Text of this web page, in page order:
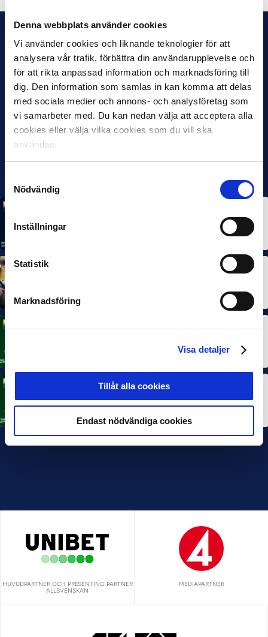
Denna webbplats använder cookies
Vi använder cookies och liknande teknologier för att
analysera vår trafik, förbättra din användarupplevelse och
för att rikta anpassad information och marknadsföring till
dig. Den information som samlas in kan komma att delas
med sociala medier och annons- och analysföretag som
vi samarbeter med. Du kan nedan välja att acceptera alla
cookies eller välja vilka cookies som du vill ska
användas.
Nödvändig
Inställningar
Statistik
Marknadsföring
Visa detaljer
Tillåt alla cookies
Endast nödvändiga cookies
Rösta på Månadens Spelare & Tränare i juli
MÅNADENS SPELARE
MÅNADENS TRÄNARE
Rösta på Månadens Tränare i juni
HUVUDPARTNER OCH PRESENTING PARTNER
ALLSVENSKAN
MEDIAPARTNER